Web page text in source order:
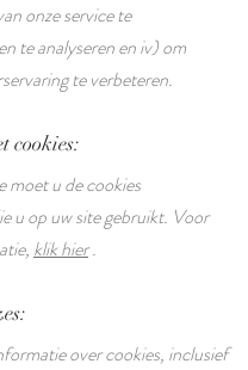
onze service te
te analyseren en iv) om
te verbeteren.
cookies:
moet u de cookies
u op uw site gebruikt. Voor
klik hier.
over cookies, inclusief